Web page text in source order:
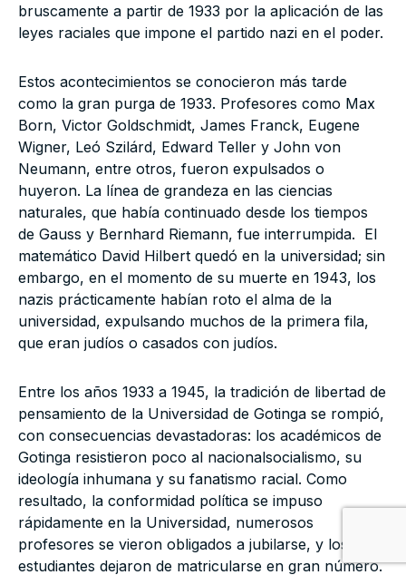
bruscamente a partir de 1933 por la aplicación de las
leyes raciales que impone el partido nazi en el poder.
Estos acontecimientos se conocieron más tarde
como la gran purga de 1933. Profesores como Max
Born, Victor Goldschmidt, James Franck, Eugene
Wigner, Leó Szilárd, Edward Teller y John von
Neumann, entre otros, fueron expulsados o
huyeron. La línea de grandeza en las ciencias
naturales, que había continuado desde los tiempos
de Gauss y Bernhard Riemann, fue interrumpida. El
matemático David Hilbert quedó en la universidad; sin
embargo, en el momento de su muerte en 1943, los
nazis prácticamente habían roto el alma de la
universidad, expulsando muchos de la primera fila,
que eran judíos o casados con judíos.
Entre los años 1933 a 1945, la tradición de libertad de
pensamiento de la Universidad de Gotinga se rompió,
con consecuencias devastadoras: los académicos de
Gotinga resistieron poco al nacionalsocialismo, su
ideología inhumana y su fanatismo racial. Como
resultado, la conformidad política se impuso
rápidamente en la Universidad, numerosos
profesores se vieron obligados a jubilarse, y los
estudiantes dejaron de matricularse en gran número.